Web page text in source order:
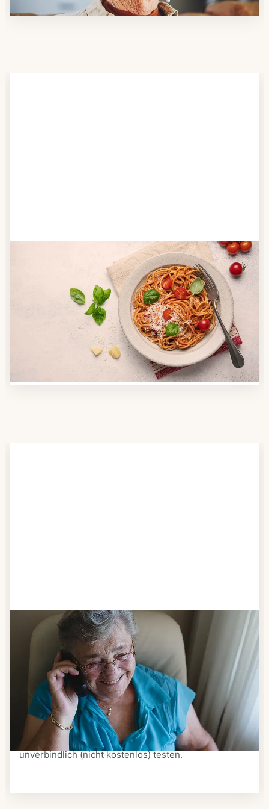
Anbieter finden
Nutzen Sie unsere große Mahlzeiten-Dienst-Suche,
um herauszufinden, welche Anbieter es in Ihrer
Region gibt und welcher am besten zu Ihnen passt.
Verschaffen Sie sich auch einen Überblick über die
Essen auf Rädern-Kosten.
Schritt 3
Bestellen & liefern lassen
Suchen Sie sich aus dem Speiseplan Ihres Anbieters
aus, was Ihnen schmeckt. Bestellen Sie telefonisch,
schriftlich oder im Online-Shop Ihres Anbieters.
Ein Kurier liefert Ihnen das bestellte Essen zum
vereinbarten Zeitpunkt nach Hause. Bei vielen
Anbietern können Sie Essen auf Rädern auch
unverbindlich (nicht kostenlos) testen.